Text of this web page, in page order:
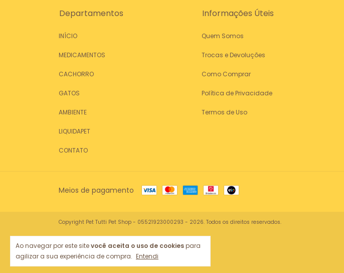
Ao navegar por este sitevocê aceita o uso de cookiespara
agilizar a sua experiência de compra. Entendi
Departamentos
INÍCIO
MEDICAMENTOS
CACHORRO
GATOS
AMBIENTE
LIQUIDAPET
CONTATO
Informações Úteis
Quem Somos
Trocas e Devoluções
Como Comprar
Política de Privacidade
Termos de Uso
Meios de pagamento
Copyright Pet Tutti Pet Shop - 05521923000293 - 2026. Todos os direitos reservados.